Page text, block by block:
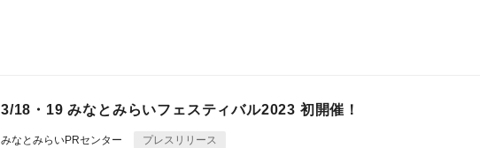
3/18・19 みなとみらいフェスティバル2023 初開催！
みなとみらいPRセンター プレスリリース